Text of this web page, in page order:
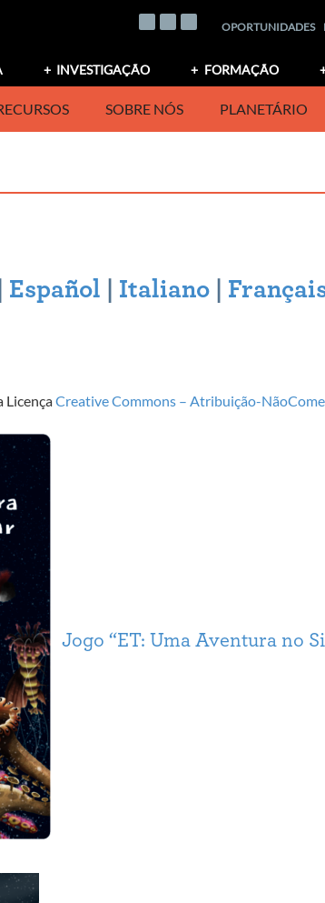
OPORTUNIDADES
INVESTIGAÇÃO FORMAÇÃO
SOBRE NÓS PLANETÁRIO
Español Italiano
LicençaCreative Commons – Atribuição-
Jogo “ET: Uma Aventura no